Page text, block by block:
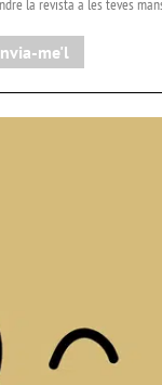
la revista a les teves
me'l